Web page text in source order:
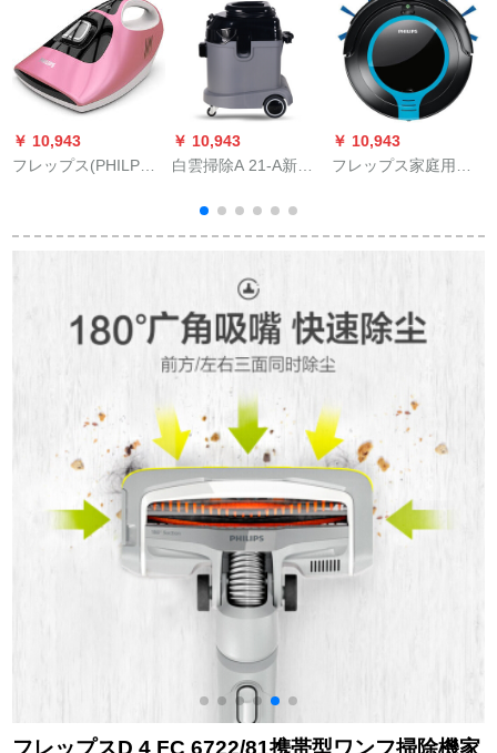
￥ 10,943
フレップス(PHILPS)
ドセット家庭用ベド
￥ 10,943
白雲掃除A 21-A新品
機静音型45 L掃除機
灰色
￥ 10,943
フレップス家庭用ス
除機大吸力掃除機